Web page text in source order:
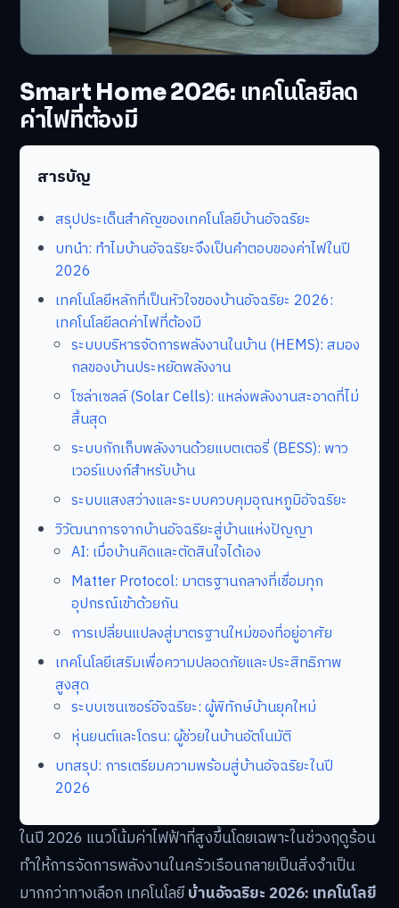
Smart Home 2026: เทคโนโลยีลด
ค่าไฟที่ต้องมี
สารบัญ
สรุปประเด็นสำคัญของเทคโนโลยีบ้านอัจฉริยะ
บทนำ: ทำไมบ้านอัจฉริยะจึงเป็นคำตอบของค่าไฟในปี
2026
เทคโนโลยีหลักที่เป็นหัวใจของบ้านอัจฉริยะ 2026:
เทคโนโลยีลดค่าไฟที่ต้องมี
ระบบบริหารจัดการพลังงานในบ้าน (HEMS): สมอง
กลของบ้านประหยัดพลังงาน
โซล่าเซลล์ (Solar Cells): แหล่งพลังงานสะอาดที่ไม่
สิ้นสุด
ระบบกักเก็บพลังงานด้วยแบตเตอรี่ (BESS): พาว
เวอร์แบงก์สำหรับบ้าน
ระบบแสงสว่างและระบบควบคุมอุณหภูมิอัจฉริยะ
วิวัฒนาการจากบ้านอัจฉริยะสู่บ้านแห่งปัญญา
AI: เมื่อบ้านคิดและตัดสินใจได้เอง
Matter Protocol: มาตรฐานกลางที่เชื่อมทุก
อุปกรณ์เข้าด้วยกัน
การเปลี่ยนแปลงสู่มาตรฐานใหม่ของที่อยู่อาศัย
เทคโนโลยีเสริมเพื่อความปลอดภัยและประสิทธิภาพ
สูงสุด
ระบบเซนเซอร์อัจฉริยะ: ผู้พิทักษ์บ้านยุคใหม่
หุ่นยนต์และโดรน: ผู้ช่วยในบ้านอัตโนมัติ
บทสรุป: การเตรียมความพร้อมสู่บ้านอัจฉริยะในปี
2026
ในปี 2026 แนวโน้มค่าไฟฟ้าที่สูงขึ้นโดยเฉพาะในช่วงฤดูร้อน
ทำให้การจัดการพลังงานในครัวเรือนกลายเป็นสิ่งจำเป็น
มากกว่าทางเลือก เทคโนโลยีบ้านอัจฉริยะ 2026: เทคโนโลยี